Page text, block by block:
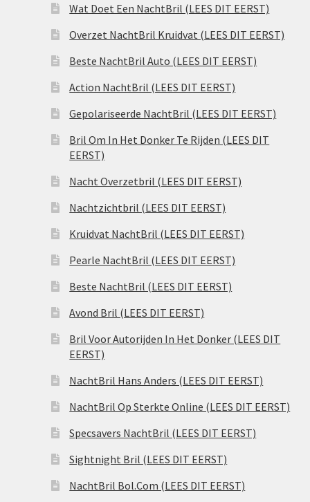
Wat Doet Een NachtBril (LEES DIT EERST)
Overzet NachtBril Kruidvat (LEES DIT EERST)
Beste NachtBril Auto (LEES DIT EERST)
Action NachtBril (LEES DIT EERST)
Gepolariseerde NachtBril (LEES DIT EERST)
Bril Om In Het Donker Te Rijden (LEES DIT
EERST)
Nacht Overzetbril (LEES DIT EERST)
Nachtzichtbril (LEES DIT EERST)
Kruidvat NachtBril (LEES DIT EERST)
Pearle NachtBril (LEES DIT EERST)
Beste NachtBril (LEES DIT EERST)
Avond Bril (LEES DIT EERST)
Bril Voor Autorijden In Het Donker (LEES DIT
EERST)
NachtBril Hans Anders (LEES DIT EERST)
NachtBril Op Sterkte Online (LEES DIT EERST)
Specsavers NachtBril (LEES DIT EERST)
Sightnight Bril (LEES DIT EERST)
NachtBril Bol.Com (LEES DIT EERST)